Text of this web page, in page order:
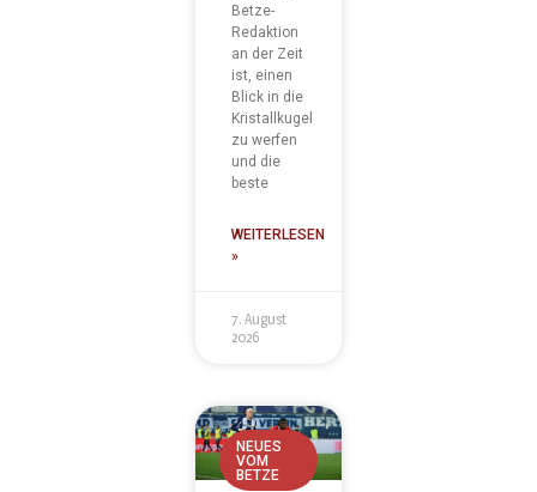
Betze-
Redaktion
an der Zeit
ist, einen
Blick in die
Kristallkugel
zu werfen
und die
beste
WEITERLESEN
»
7. August
2026
NEUES
VOM
BETZE